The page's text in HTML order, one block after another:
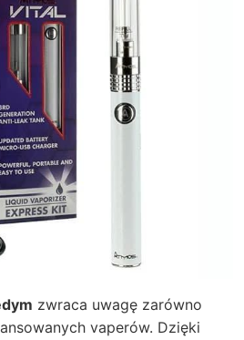
zwraca uwagę zarówno
vaperów. Dzięki